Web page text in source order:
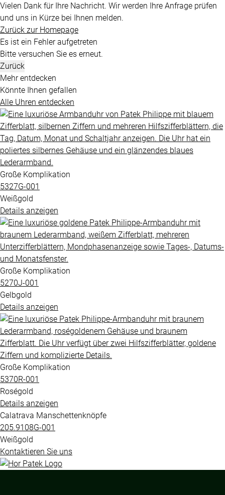
Vielen Dank für Ihre Nachricht. Wir werden Ihre Anfrage prüfen
und uns in Kürze bei Ihnen melden.
Zurück zur Homepage
Es ist ein Fehler aufgetreten
Bitte versuchen Sie es erneut.
Zurück
Mehr entdecken
Könnte Ihnen gefallen
Alle Uhren entdecken
Große Komplikation
5327G​-001
Weißgold
Details anzeigen
Große Komplikation
5270J​-001
Gelbgold
Details anzeigen
Große Komplikation
5370R​-001
Roségold
Details anzeigen
Calatrava Manschettenknöpfe
205.9108G​-001
Weißgold
Kontaktieren Sie uns